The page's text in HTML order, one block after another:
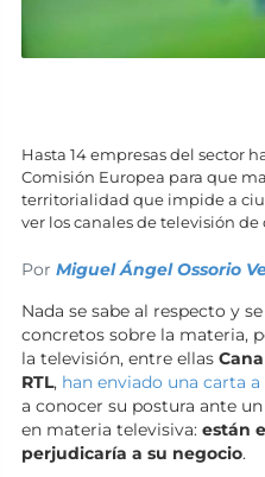
Hasta 14 empresas del sector
Comisión Europea para que
territorialidad que impide a
ver los canales de televisión de
Por Miguel Ángel Ossorio
Nada se sabe al respecto y
concretos sobre la materia,
la televisión, entre ellas
RTL, han enviado una carta
a conocer su postura ante
en materia televisiva: están
perjudicaría a su negocio.